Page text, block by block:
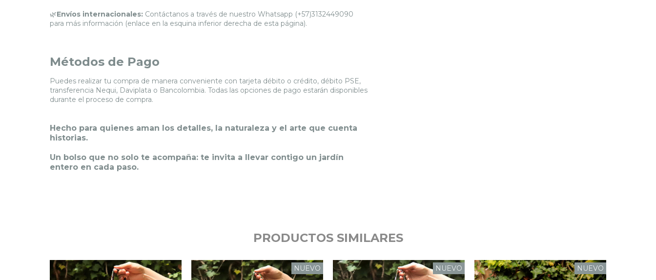
🌿Envíos internacionales: Contáctanos a través de nuestro Whatsapp (+57)3132449090
para más información (enlace en la esquina inferior derecha de esta página).
Métodos de Pago
Puedes realizar tu compra de manera conveniente con tarjeta débito o crédito, débito PSE,
transferencia Nequi, Daviplata o Bancolombia. Todas las opciones de pago estarán disponibles
durante el proceso de compra.
Hecho para quienes aman los detalles, la naturaleza y el arte que cuenta
historias.
Un bolso que no solo te acompaña: te invita a llevar contigo un jardín
entero en cada paso.
PRODUCTOS SIMILARES
NUEVO NUEVO NUEVO